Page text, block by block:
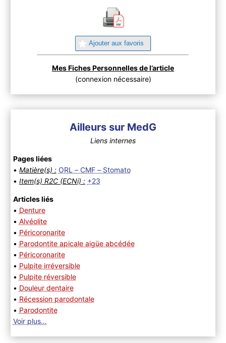
Ajouter aux favoris
Mes Fiches Personnelles de l’article
(connexion nécessaire)
Ailleurs sur MedG
Liens internes
Pages liées
• Matière(s) : ORL – CMF – Stomato
• Item(s) R2C (ECNi) : +23
Articles liés
• Denture
• Alvéolite
• Péricoronarite
• Parodontite apicale aigüe abcédée
• Péricoronarite
• Pulpite irréversible
• Pulpite réversible
• Douleur dentaire
• Récession parodontale
• Parodontite
Voir plus…